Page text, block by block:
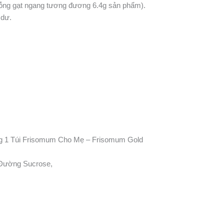
gạt ngang tương đương 6.4g sản phẩm).
Túi Frisomum Cho Mẹ – Frisomum Gold
Sucrose,